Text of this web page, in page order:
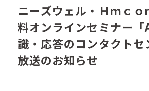
ニーズウェル・Ｈｍｃｏ
料オンラインセミナー「
識・応答のコンタクトセ
放送のお知らせ